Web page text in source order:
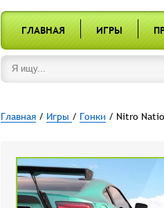
ГЛАВНАЯ ИГРЫ
Главная/ Игры / Гонки / Nitro